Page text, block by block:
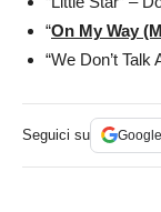
“On My Way
“We Don’t
Seguici su Google